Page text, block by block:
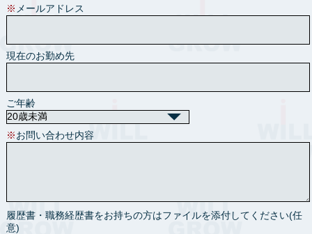
※ メールアドレス
現在のお勤め先
ご年齢
※お問い合わせ内容
履歴書・職務経歴書をお持ちの方はファイルを添付してください(任
意)